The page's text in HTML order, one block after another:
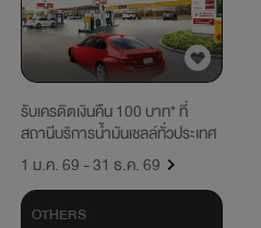
รับเครดิตเงินคืน 100 บาท* ที่
สถานีบริการน้ำมันเชลล์ทั่วประเทศ
1 ม.ค. 69 - 31 ธ.ค. 69
OTHERS